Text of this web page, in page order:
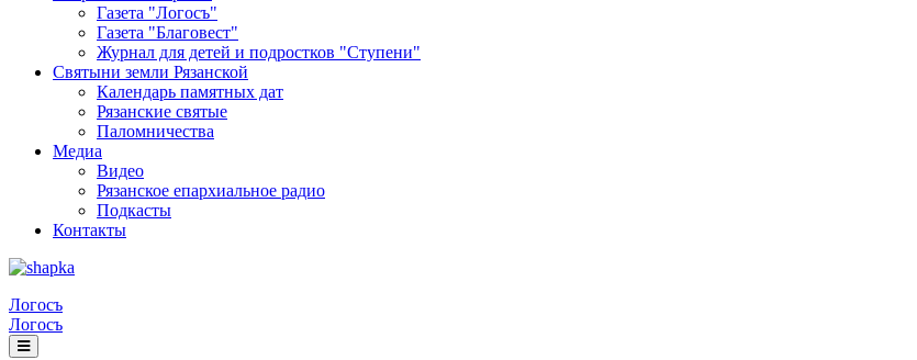
Газета "Логосъ"
Газета "Благовест"
Журнал для детей и подростков "Ступени"
Святыни земли Рязанской
Календарь памятных дат
Рязанские святые
Паломничества
Медиа
Видео
Рязанское епархиальное радио
Подкасты
Контакты
Логосъ
Логосъ